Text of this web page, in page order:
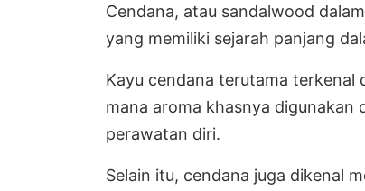
Cendana, atau sandalwood
yang memiliki sejarah panjang
Kayu cendana terutama terkenal
mana aroma khasnya digunakan
perawatan diri.
Selain itu, cendana juga dikenal